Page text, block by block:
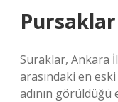
Suraklar, Ankara
arasındaki en
adının görüldüğü